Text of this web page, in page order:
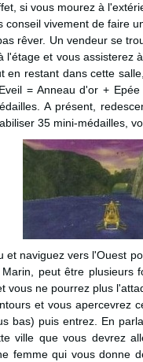
si vous mourez à
conseil vivement de faire
rêver. Un vendeur se
l'étage et vous assisterez
en restant dans cette
= Anneau d'or +
A présent,
35 mini-médailles,
et naviguez vers l'Ouest
peut être plusieurs
vous ne pourrez plus
et vous apercevrez
bas) puis entrez. En
ville que vous devrez
femme qui vous donne